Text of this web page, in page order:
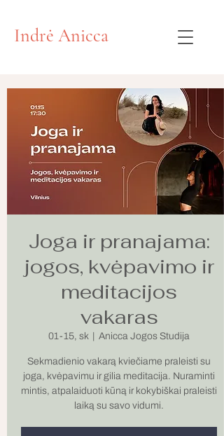
Indrė Anicca
Joga ir pranajama:
jogos, kvėpavimo ir
meditacijos
vakaras
01-15, sk
  |
Anicca Jogos Studija
Sekmadienio vakarą kviečiame praleisti su
joga, kvėpavimu ir gilia meditacija. Nuraminti
mintis, atpalaiduoti kūną ir kokybiškai praleisti
laiką su savo vidumi.